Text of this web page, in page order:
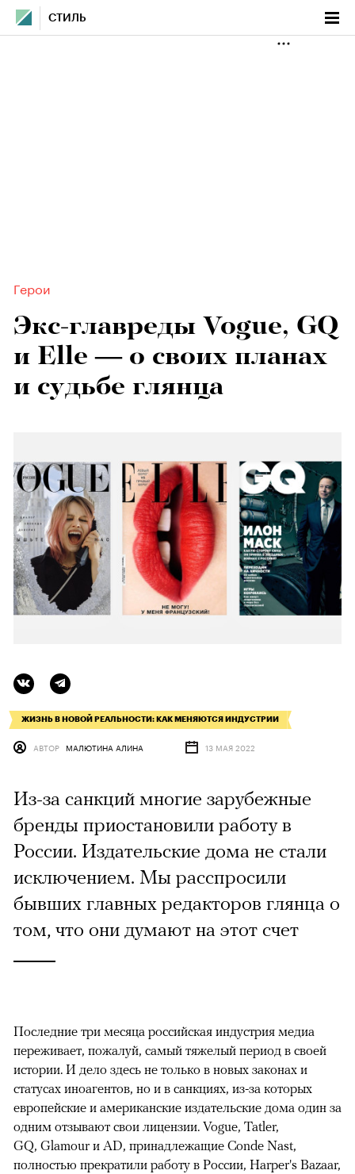
СТИЛЬ
Герои
Экс-главреды Vogue, GQ
и Elle — о своих планах
и судьбе глянца
ЖИЗНЬ В НОВОЙ РЕАЛЬНОСТИ: КАК МЕНЯЮТСЯ ИНДУСТРИИ
АВТОР МАЛЮТИНА АЛИНА 13 МАЯ 2022
Из-за санкций многие зарубежные
бренды приостановили работу в
России. Издательские дома не стали
исключением. Мы расспросили
бывших главных редакторов глянца о
том, что они думают на этот счет
Последние три месяца российская индустрия медиа
переживает, пожалуй, самый тяжелый период в своей
истории. И дело здесь не только в новых законах и
статусах иноагентов, но и в санкциях, из-за которых
европейские и американские издательские дома один за
одним отзывают свои лицензии. Vogue, Tatler,
GQ, Glamour и AD, принадлежащие Conde Nast,
полностью прекратили работу в России, Harper's Bazaar,